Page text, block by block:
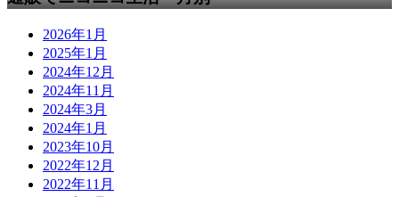
2026年1月
2025年1月
2024年12月
2024年11月
2024年3月
2024年1月
2023年10月
2022年12月
2022年11月